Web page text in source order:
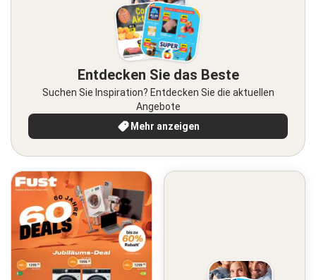
Entdecken Sie das Beste
Suchen Sie Inspiration? Entdecken Sie die aktuellen
Angebote
Mehr anzeigen